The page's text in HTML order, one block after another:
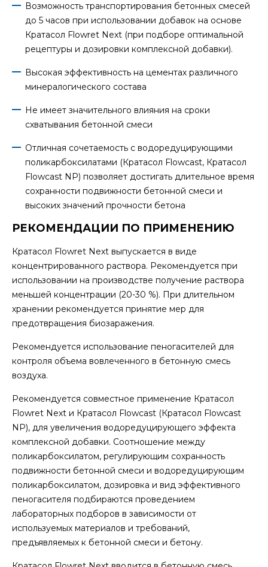
Возможность транспортирования бетонных смесей
до 5 часов при использовании добавок на основе
Кратасол Flowret Next (при подборе оптимальной
рецептуры и дозировки комплексной добавки).
Высокая эффективность на цементах различного
минералогического состава
Не имеет значительного влияния на сроки
схватывания бетонной смеси
Отличная сочетаемость с водоредуцирующими
поликарбоксилатами (Кратасол Flowcast, Кратасол
Flowcast NP) позволяет достигать длительное время
сохранности подвижности бетонной смеси и
высоких значений прочности бетона
РЕКОМЕНДАЦИИ ПО ПРИМЕНЕНИЮ
Кратасол Flowret Next выпускается в виде
концентрированного раствора. Рекомендуется при
использовании на производстве получение раствора
меньшей концентрации (20-30 %). При длительном
хранении рекомендуется принятие мер для
предотвращения биозаражения.
Рекомендуется использование пеногасителей для
контроля объема вовлеченного в бетонную смесь
воздуха.
Рекомендуется совместное применение Кратасол
Flowret Next и Кратасол Flowcast (Кратасол Flowcast
NP), для увеличения водоредуцирующего эффекта
комплексной добавки. Соотношение между
поликарбоксилатом, регулирующим сохранность
подвижности бетонной смеси и водоредуцирующим
поликарбоксилатом, дозировка и вид эффективного
пеногасителя подбираются проведением
лабораторных подборов в зависимости от
используемых материалов и требований,
предъявляемых к бетонной смеси и бетону.